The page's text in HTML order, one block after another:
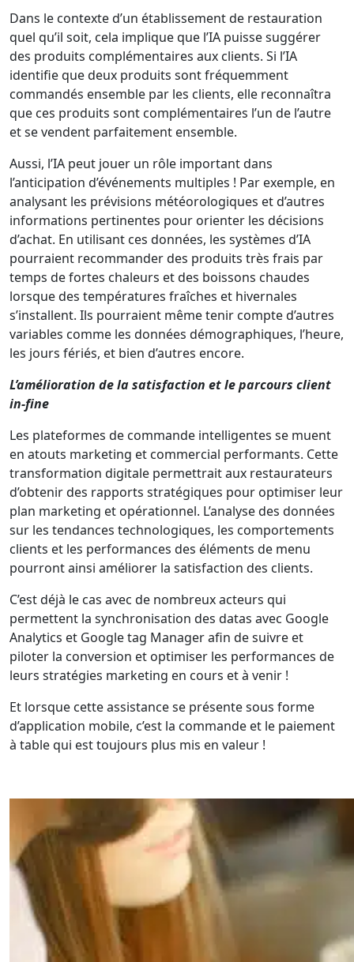
Dans le contexte d’un établissement de restauration
quel qu’il soit, cela implique que l’IA puisse suggérer
des produits complémentaires aux clients. Si l’IA
identifie que deux produits sont fréquemment
commandés ensemble par les clients, elle reconnaîtra
que ces produits sont complémentaires l’un de l’autre
et se vendent parfaitement ensemble.
Aussi, l’IA peut jouer un rôle important dans
l’anticipation d’événements multiples ! Par exemple, en
analysant les prévisions météorologiques et d’autres
informations pertinentes pour orienter les décisions
d’achat. En utilisant ces données, les systèmes d’IA
pourraient recommander des produits très frais par
temps de fortes chaleurs et des boissons chaudes
lorsque des températures fraîches et hivernales
s’installent. Ils pourraient même tenir compte d’autres
variables comme les données démographiques, l’heure,
les jours fériés, et bien d’autres encore.
L’amélioration de la satisfaction et le parcours client
in-fine
Les plateformes de commande intelligentes se muent
en atouts marketing et commercial performants. Cette
transformation digitale permettrait aux restaurateurs
d’obtenir des rapports stratégiques pour optimiser leur
plan marketing et opérationnel. L’analyse des données
sur les tendances technologiques, les comportements
clients et les performances des éléments de menu
pourront ainsi améliorer la satisfaction des clients.
C’est déjà le cas avec de nombreux acteurs qui
permettent la synchronisation des datas avec Google
Analytics et Google tag Manager afin de suivre et
piloter la conversion et optimiser les performances de
leurs stratégies marketing en cours et à venir !
Et lorsque cette assistance se présente sous forme
d’application mobile, c’est la commande et le paiement
à table qui est toujours plus mis en valeur !